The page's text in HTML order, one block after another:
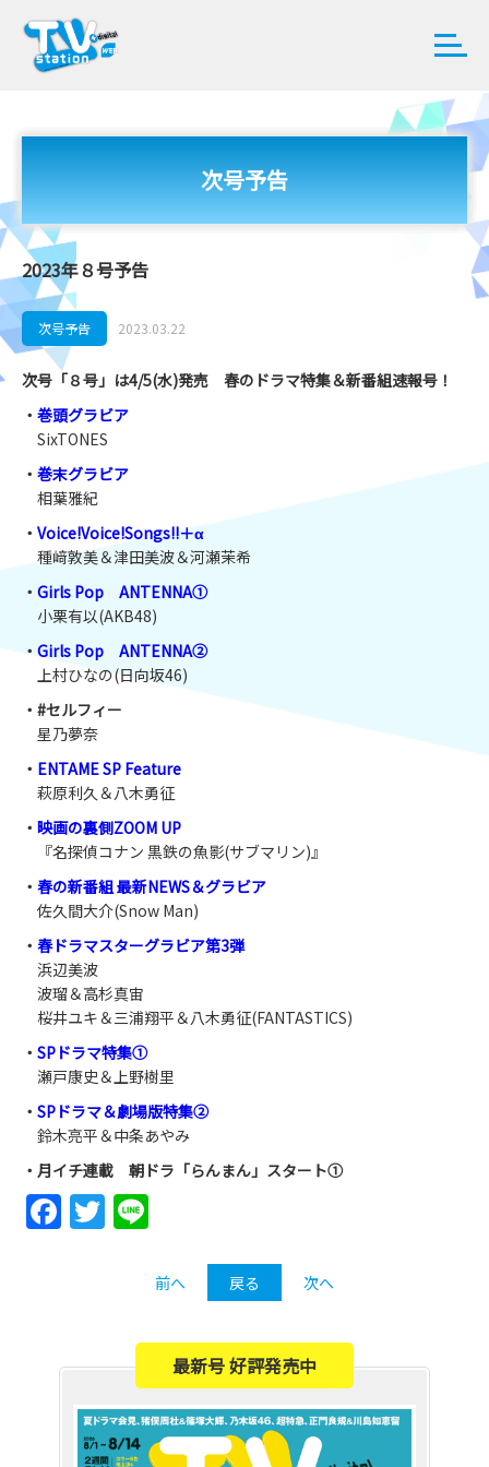
次号予告
2023年８号予告
次号予告 2023.03.22
次号「８号」は4/5(水)発売 春のドラマ特集＆新番組速報号！
・ 巻頭グラビア
SixTONES
・ 巻末グラビア
相葉雅紀
・ Voice!Voice!Songs!!＋α
種﨑敦美＆津田美波＆河瀬茉希
・ Girls Pop ANTENNA①
小栗有以(AKB48)
・ Girls Pop ANTENNA②
上村ひなの(日向坂46)
・#セルフィー
星乃夢奈
・ ENTAME SP Feature
萩原利久＆八木勇征
・ 映画の裏側ZOOM UP
『名探偵コナン 黒鉄の魚影(サブマリン)』
・ 春の新番組 最新NEWS＆グラビア
佐久間大介(Snow Man)
・ 春ドラマスターグラビア第3弾
浜辺美波
波瑠＆高杉真宙
桜井ユキ＆三浦翔平＆八木勇征(FANTASTICS)
・ SPドラマ特集①
瀬戸康史＆上野樹里
・ SPドラマ＆劇場版特集②
鈴木亮平＆中条あやみ
・月イチ連載 朝ドラ「らんまん」スタート①
Facebook
Twitter
前へ 戻る 次へ
最新号 好評発売中